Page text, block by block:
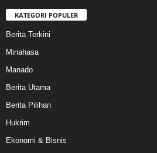
KATEGORI POPULER
Berita Terkini
Minahasa
Manado
Berita Utama
Berita Pilihan
Hukrim
Ekonomi & Bisnis